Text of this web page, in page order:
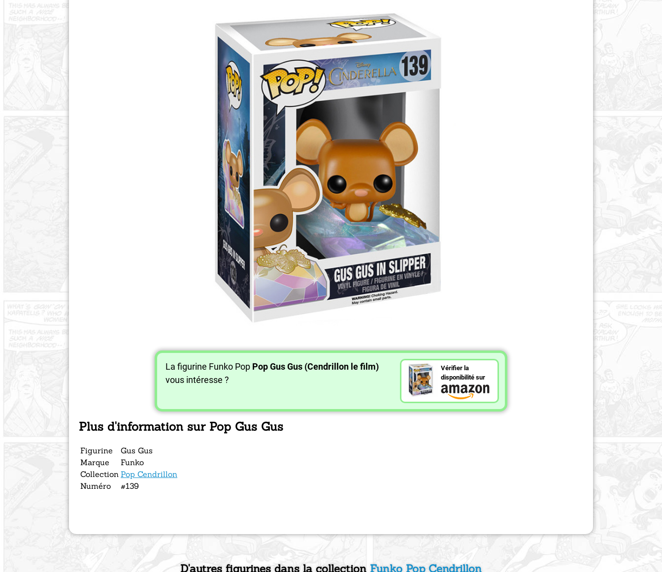
La figurine Funko Pop Pop Gus Gus (Cendrillon le film)
vous intéresse ?
Vérifier la
disponibilité sur
Plus d'information sur Pop Gus Gus
Figurine
Gus Gus
Marque
Funko
Collection Pop Cendrillon
Numéro
#139
D'autres figurines dans la collection Funko Pop Cendrillon